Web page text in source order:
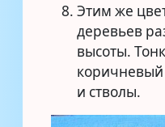
Этим же
деревьев
высоты.
коричневый
и стволы.